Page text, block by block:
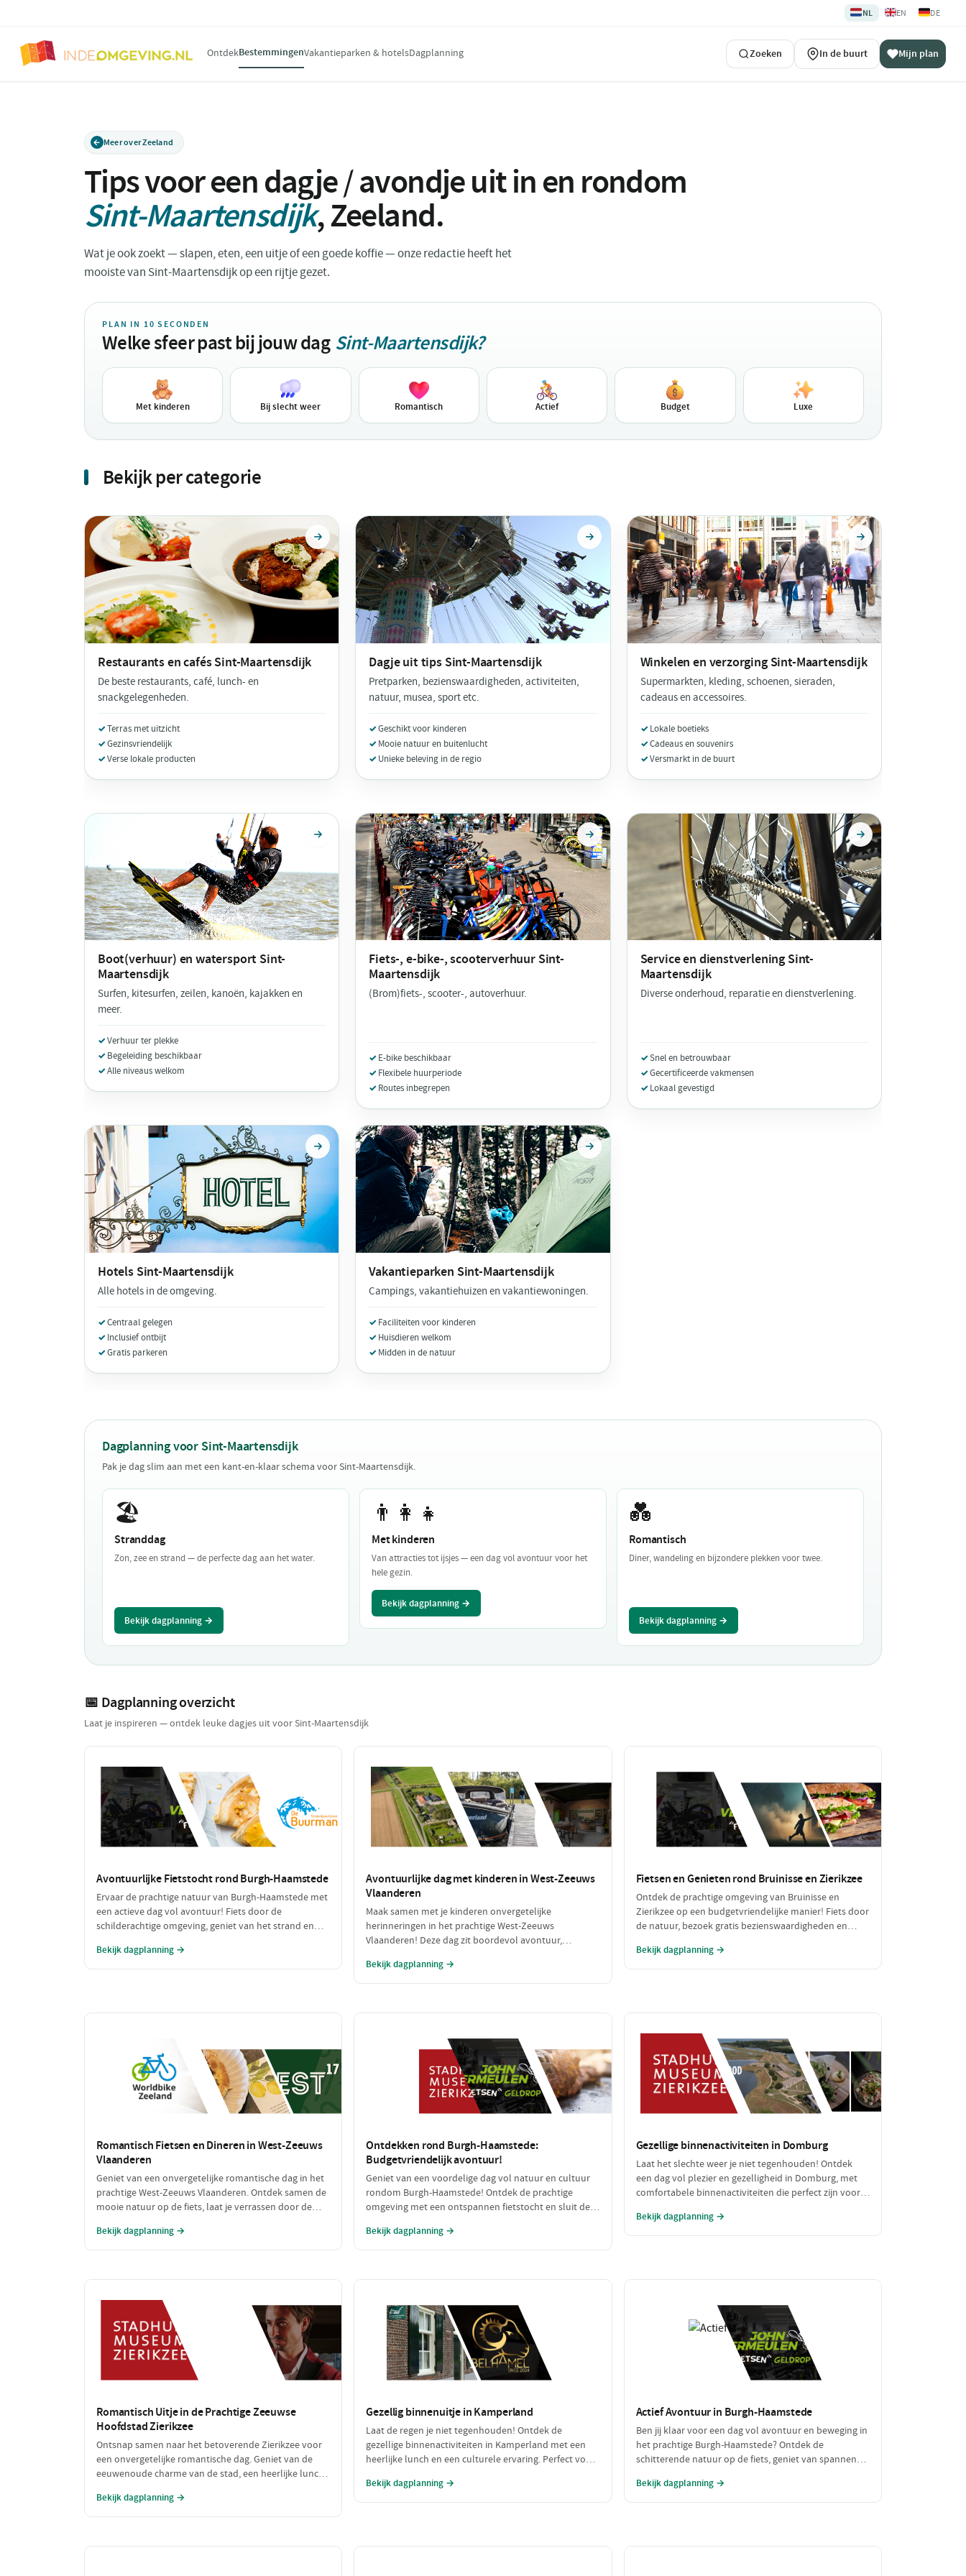
🇳🇱NL 🇬🇧EN 🇩🇪DE
OntdekBestemmingenVakantieparken & hotelsDagplanning Zoeken In de buurt Mijn plan
Meer over Zeeland
Tips voor een dagje / avondje uit in en rondom
Sint-Maartensdijk,Zeeland.
Wat je ook zoekt — slapen, eten, een uitje of een goede koffie — onze redactie heeft het
mooiste van Sint-Maartensdijk op een rijtje gezet.
PLAN IN 10 SECONDEN
Welke sfeer past bij jouw dagSint-Maartensdijk?
Met kinderen Bij slecht weer Romantisch Actief Budget Luxe
Bekijk per categorie
Restaurants en cafésSint-Maartensdijk
De beste restaurants, café, lunch- en
snackgelegenheden.
Terras met uitzicht
Gezinsvriendelijk
Verse lokale producten
Dagje uit tips Sint-Maartensdijk
Pretparken, bezienswaardigheden, activiteiten,
natuur, musea, sport etc.
Geschikt voor kinderen
Mooie natuur en buitenlucht
Unieke beleving in de regio
Winkelen en verzorging Sint-Maartensdijk
Supermarkten, kleding, schoenen, sieraden,
cadeaus en accessoires.
Lokale boetieks
Cadeaus en souvenirs
Versmarkt in de buurt
Boot(verhuur) en watersport Sint-
Maartensdijk
Surfen, kitesurfen, zeilen, kanoën, kajakken en
meer.
Verhuur ter plekke
Begeleiding beschikbaar
Alle niveaus welkom
Fiets-, e-bike-, scooterverhuur Sint-
Maartensdijk
(Brom)fiets-, scooter-, autoverhuur.
E-bike beschikbaar
Flexibele huurperiode
Routes inbegrepen
Service en dienstverlening Sint-
Maartensdijk
Diverse onderhoud, reparatie en dienstverlening.
Snel en betrouwbaar
Gecertificeerde vakmensen
Lokaal gevestigd
Hotels Sint-Maartensdijk
Alle hotels in de omgeving.
Centraal gelegen
Inclusief ontbijt
Gratis parkeren
Vakantieparken Sint-Maartensdijk
Campings, vakantiehuizen en vakantiewoningen.
Faciliteiten voor kinderen
Huisdieren welkom
Midden in de natuur
Dagplanning voor Sint-Maartensdijk
Pak je dag slim aan met een kant-en-klaar schema voor Sint-Maartensdijk.
🏖️
Stranddag
Zon, zee en strand — de perfecte dag aan het water.
Bekijk dagplanning →
👨‍👩‍👧
Met kinderen
Van attracties tot ijsjes — een dag vol avontuur voor het
hele gezin.
Bekijk dagplanning →
💑
Romantisch
Diner, wandeling en bijzondere plekken voor twee.
Bekijk dagplanning →
📅 Dagplanning overzicht
Laat je inspireren — ontdek leuke dagjes uit voor Sint-Maartensdijk
Avontuurlijke Fietstocht rond Burgh-Haamstede
Ervaar de prachtige natuur van Burgh-Haamstede met
een actieve dag vol avontuur! Fiets door de
schilderachtige omgeving, geniet van het strand en
vol bewegen. Deze dag is perfect voor iedereen die van
Bekijk dagplanning →
Avontuurlijke dag met kinderen in West-Zeeuws
Vlaanderen
Maak samen met je kinderen onvergetelijke
herinneringen in het prachtige West-Zeeuws
Vlaanderen! Deze dag zit boordevol avontuur,
samen wil genieten. Van een spannende speurtocht
Bekijk dagplanning →
Fietsen en Genieten rond Bruinisse en Zierikzee
Ontdek de prachtige omgeving van Bruinisse en
Zierikzee op een budgetvriendelijke manier! Fiets door
de natuur, bezoek gratis bezienswaardigheden en
avontuur zonder de portemonnee te zwaar te
Bekijk dagplanning →
Romantisch Fietsen en Dineren in West-Zeeuws
Vlaanderen
Geniet van een onvergetelijke romantische dag in het
prachtige West-Zeeuws Vlaanderen. Ontdek samen de
mooie natuur op de fiets, laat je verrassen door de
momenten aan zee. Dit is de perfecte combinatie van
Bekijk dagplanning →
Ontdekken rond Burgh-Haamstede:
Budgetvriendelijk avontuur!
Geniet van een voordelige dag vol natuur en cultuur
rondom Burgh-Haamstede! Ontdek de prachtige
omgeving met een ontspannen fietstocht en sluit de
stops zijn gratis of zeer betaalbaar, perfect voor een
Bekijk dagplanning →
Gezellige binnenactiviteiten in Domburg
Laat het slechte weer je niet tegenhouden! Ontdek
een dag vol plezier en gezelligheid in Domburg, met
comfortabele binnenactiviteiten die perfect zijn voor
lunch en verken fascinerende musea, allemaal binnen
Bekijk dagplanning →
Romantisch Uitje in de Prachtige Zeeuwse
Hoofdstad Zierikzee
Ontsnap samen naar het betoverende Zierikzee voor
een onvergetelijke romantische dag. Geniet van de
eeuwenoude charme van de stad, een heerlijke lunch
sfeervol diner. Laat de liefde bloeien te midden van
Bekijk dagplanning →
Gezellig binnenuitje in Kamperland
Laat de regen je niet tegenhouden! Ontdek de
gezellige binnenactiviteiten in Kamperland met een
heerlijke lunch en een culturele ervaring. Perfect voor
comfortabel kunt genieten!
Bekijk dagplanning →
Actief Avontuur in Burgh-Haamstede
Ben jij klaar voor een dag vol avontuur en beweging in
het prachtige Burgh-Haamstede? Ontdek de
schitterende natuur op de fiets, geniet van spannende
smakelijke maaltijd. Dit is dé dag voor de echte
Bekijk dagplanning →